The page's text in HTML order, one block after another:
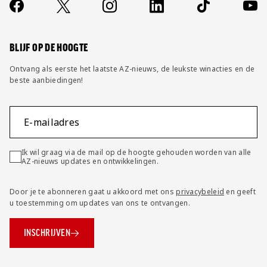
FAQ
Socials
https://www.facebook.com/AZAlkmaar
X Instagram LinkedIn TikTok
BLIJF OP DE HOOGTE
Ontvang als eerste het laatste AZ-nieuws, de leukste winacties en de
beste aanbiedingen!
E-mailadres
Ik wil graag via de mail op de hoogte gehouden worden van alle
AZ-nieuws updates en ontwikkelingen.
Door je te abonneren gaat u akkoord met onsprivacybeleid en geeft
u toestemming om updates van ons te ontvangen.
INSCHRIJVEN